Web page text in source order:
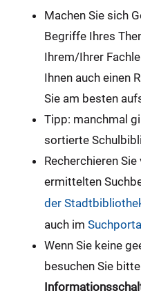
Machen Sie sich
Begriffe Ihres
Ihrem/Ihrer
Ihnen auch einen
Sie am besten
Tipp: manchmal
sortierte
Recherchieren
ermittelten
der
auch im
Wenn Sie keine
besuchen Sie